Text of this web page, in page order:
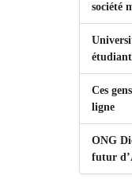
société
Ces
ligne
ONG
futur